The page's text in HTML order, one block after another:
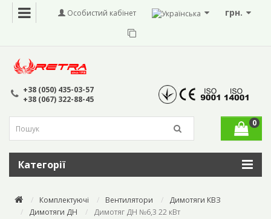
грн.
Особистий кабінет
+38 (050) 435-03-57
+38 (067) 322-88-45
0
Категорії
Комплектуючі Вентилятори
Димотяги КВЗ
Димотяги ДН
Димотяг ДН №6,3 22 кВт